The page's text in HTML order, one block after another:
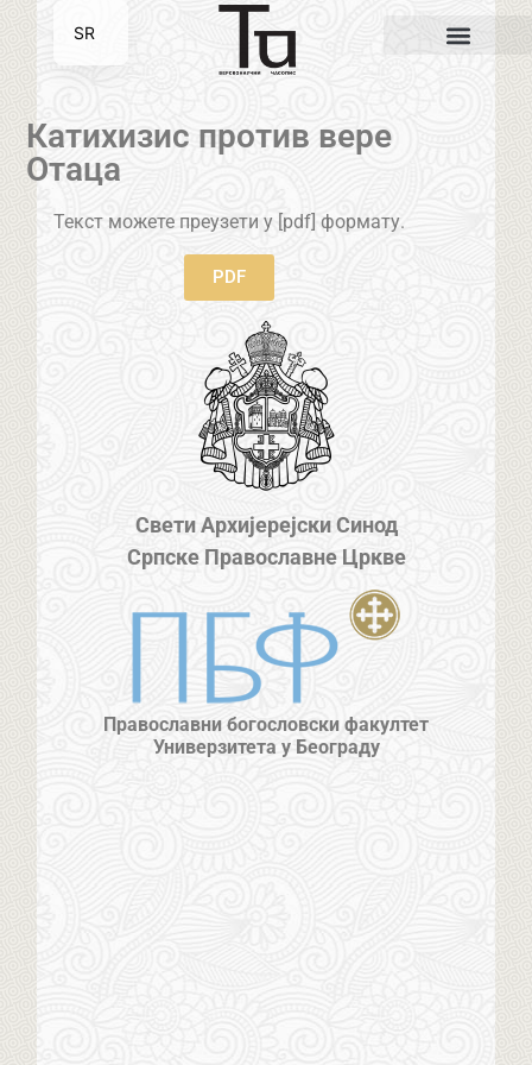
Катихизис против вере
Отаца
Текст можете преузети у [pdf] формату.
PDF
Свети Архијерејски Синод
Српске Православне Цркве
Православни богословски факултет
Универзитета у Београду
SR
EN